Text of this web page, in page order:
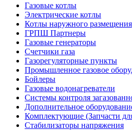
Газовые котлы
Электрические котлы
Котлы наружного размещения
ГРПШ Партнеры
Газовые генераторы
Счетчики газа
Газорегуляторные пункты
Промышленное газовое
Бойлеры
Газовые водонагреватели
Системы контроля
Дополнительное
Комплектующие (Запчасти
Стабилизаторы напряжения